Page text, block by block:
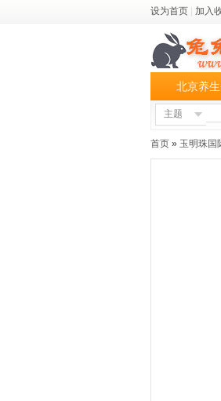
设为首页 加入
北京养
主题
首页 » 玉明珠国